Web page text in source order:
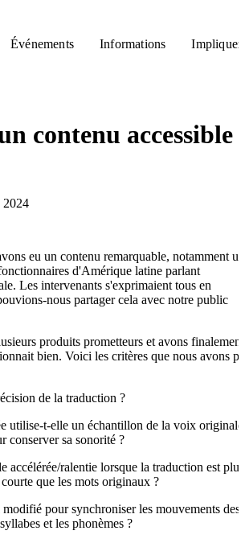
Événements Informations
contenu accessible
eu un contenu remarquable, notamment
d'Amérique latine parlant
Les intervenants s'exprimaient tous en
nous partager cela avec notre public
produits prometteurs et avons finalement
bien. Voici les critères que nous avons
de la traduction ?
utilise-t-elle un échantillon de la voix originale
conserver sa sonorité ?
accélérée/ralentie lorsque la traduction est plus
que les mots originaux ?
pour synchroniser les mouvements des
et les phonèmes ?